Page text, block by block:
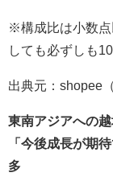
※構成比は小数点
しても必ずしも
出典元：shopee
東南アジアへの
「今後成長が期
多